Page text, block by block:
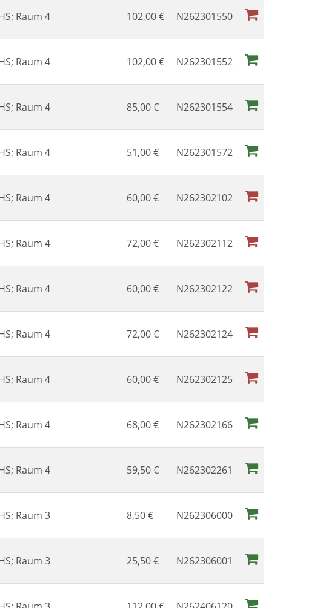
Raum 4 102,00€ N262301550
Raum 4 102,00€ N262301552
Raum 4 85,00€ N262301554
Raum 4 51,00€ N262301572
Raum 4 60,00€ N262302102
Raum 4 72,00€ N262302112
Raum 4 60,00€ N262302122
Raum 4 72,00€ N262302124
Raum 4 60,00€ N262302125
Raum 4 68,00€ N262302166
Raum 4 59,50€ N262302261
Raum 3 8,50€ N262306000
Raum 3 25,50€ N262306001